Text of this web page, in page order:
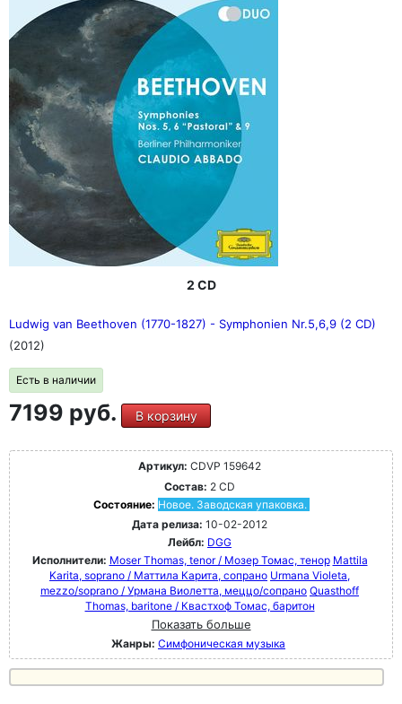
2 CD
Ludwig van Beethoven (1770-1827) - Symphonien Nr.5,6,9 (2 CD)
(2012)
Есть в наличии
7199 руб. В корзину
Артикул: CDVP 159642
Состав: 2 CD
Состояние: Новое. Заводская упаковка.
Дата релиза: 10-02-2012
Лейбл: DGG
Исполнители: Moser Thomas, tenor / Мозер Томас, тенор Mattila
Karita, soprano / Маттила Карита, сопрано Urmana Violeta,
mezzo/soprano / Урмана Виолетта, меццо/сопрано Quasthoff
Thomas, baritone / Квастхоф Томас, баритон
Показать больше
Жанры: Симфоническая музыка